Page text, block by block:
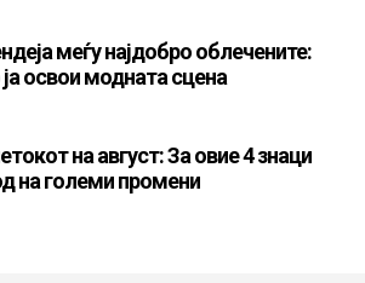
меѓу најдобро облечените:
освои модната сцена
на август: За овие 4 знаци
на големи промени